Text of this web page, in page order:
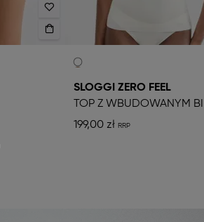
SLOGGI ZERO FEEL
199,00 zł